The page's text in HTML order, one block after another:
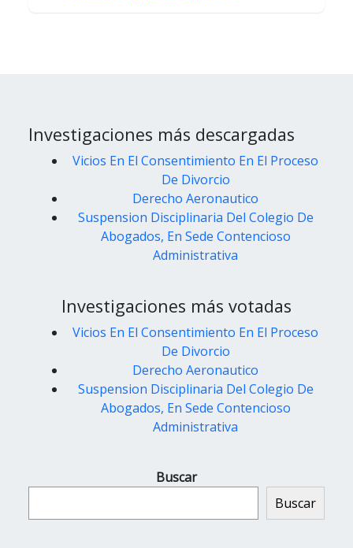
Investigaciones más descargadas
Vicios En El Consentimiento En El Proceso
De Divorcio
Derecho Aeronautico
Suspension Disciplinaria Del Colegio De
Abogados, En Sede Contencioso
Administrativa
Investigaciones más votadas
Vicios En El Consentimiento En El Proceso
De Divorcio
Derecho Aeronautico
Suspension Disciplinaria Del Colegio De
Abogados, En Sede Contencioso
Administrativa
Buscar
Buscar